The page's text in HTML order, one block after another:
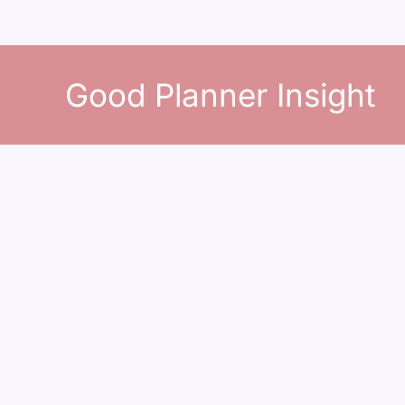
Good Planner Insight